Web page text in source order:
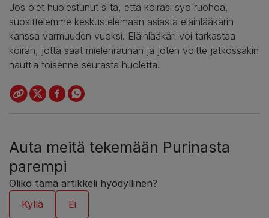
Jos olet huolestunut siitä, että koirasi syö ruohoa,
suosittelemme keskustelemaan asiasta eläinlääkärin
kanssa varmuuden vuoksi. Eläinlääkäri voi tarkastaa
koiran, jotta saat mielenrauhan ja joten voitte jatkossakin
nauttia toisenne seurasta huoletta.
Auta meitä tekemään Purinasta
parempi
Oliko tämä artikkeli hyödyllinen?